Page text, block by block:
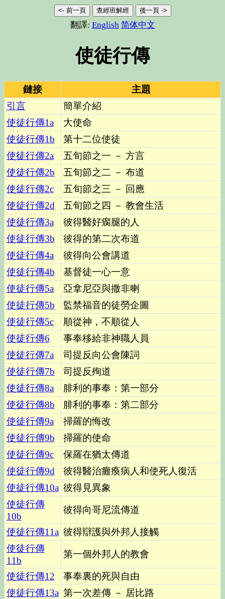
<- 前一頁 查經班解經 後一頁 ->
翻譯: English 简体中文
使徒行傳
鏈接
主題
引言
簡單介紹
使徒行傳1a
大使命
使徒行傳1b
第十二位使徒
使徒行傳2a
五旬節之一 － 方言
使徒行傳2b
五旬節之二 － 布道
使徒行傳2c
五旬節之三 － 回應
使徒行傳2d
五旬節之四 － 教會生活
使徒行傳3a
彼得醫好瘸腿的人
使徒行傳3b
彼得的第二次布道
使徒行傳4a
彼得向公會講道
使徒行傳4b
基督徒一心一意
使徒行傳5a
亞拿尼亞與撒非喇
使徒行傳5b
監禁福音的徒勞企圖
使徒行傳5c
順從神，不順從人
使徒行傳6
事奉移給非神職人員
使徒行傳7a
司提反向公會陳詞
使徒行傳7b
司提反殉道
使徒行傳8a
腓利的事奉：第一部分
使徒行傳8b
腓利的事奉：第二部分
使徒行傳9a
掃羅的悔改
使徒行傳9b
掃羅的使命
使徒行傳9c
保羅在猶太傳道
使徒行傳9d
彼得醫治癱瘓病人和使死人復活
使徒行傳10a 彼得見異象
使徒行傳
10b
彼得向哥尼流傳道
使徒行傳11a 彼得辯護與外邦人接觸
使徒行傳
11b
第一個外邦人的教會
使徒行傳12
事奉裏的死與自由
使徒行傳13a 第一次差傳 － 居比路